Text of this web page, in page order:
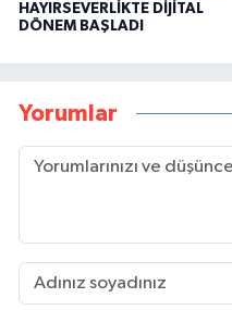
HAYIRSEVERLİKTE DİJİTAL
DÖNEM BAŞLADI
Yorumlar